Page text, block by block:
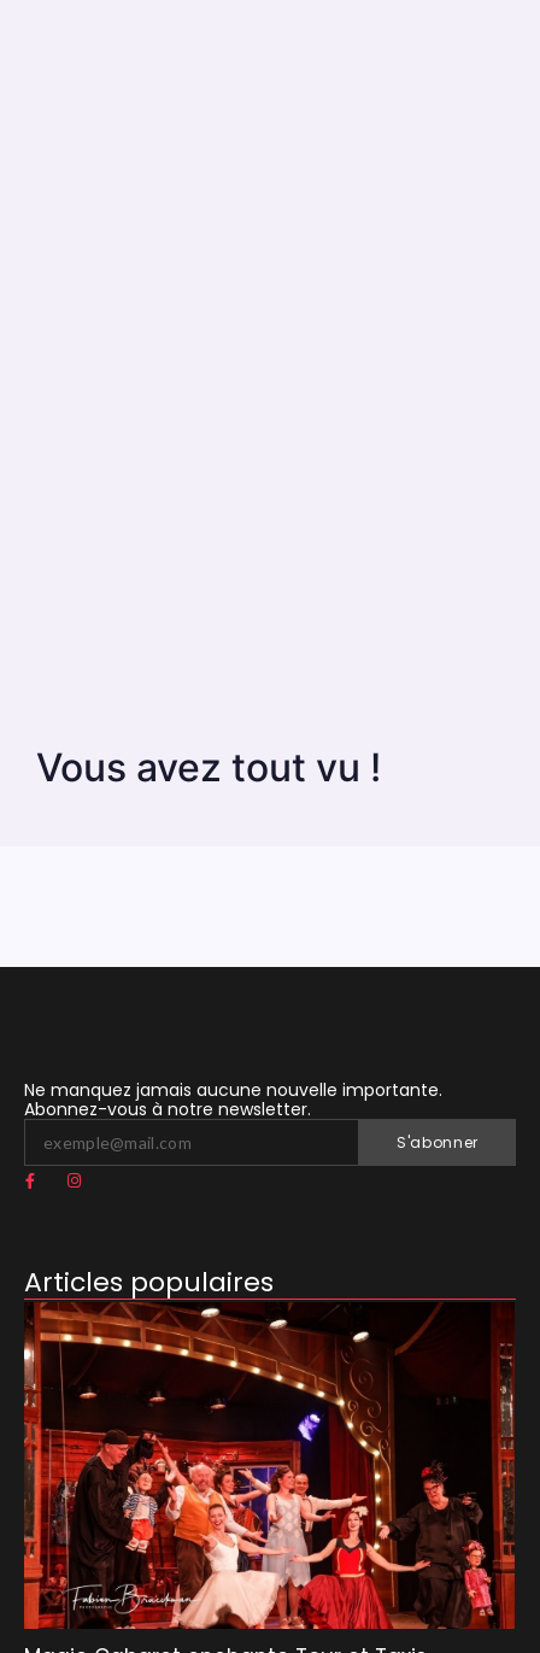
Vous avez tout vu !
Ne manquez jamais aucune nouvelle importante.
Abonnez-vous à notre newsletter.
S'abonner
Articles populaires